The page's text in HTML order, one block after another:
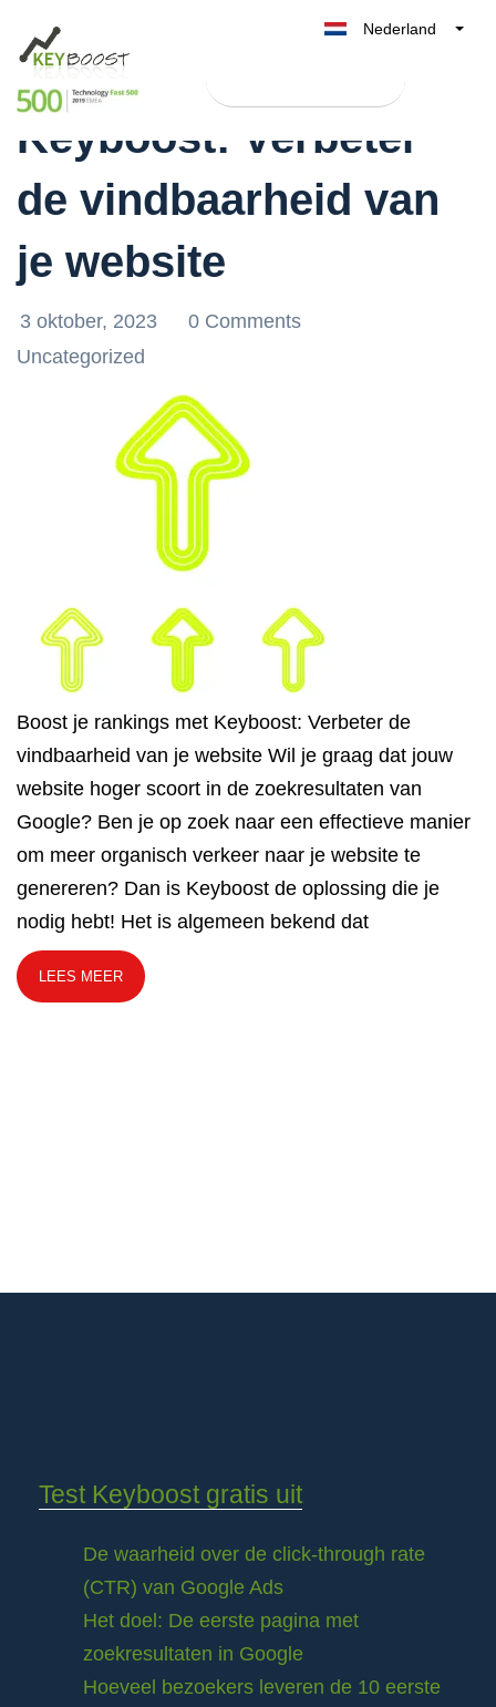
Nederland
België
UK
Boost je rankings met
Keyboost: Verbeter
de vindbaarheid van
je website
3 oktober, 2023
0 Comments
Uncategorized
Boost je rankings met Keyboost: Verbeter de
vindbaarheid van je website Wil je graag dat jouw
website hoger scoort in de zoekresultaten van
Google? Ben je op zoek naar een effectieve manier
om meer organisch verkeer naar je website te
genereren? Dan is Keyboost de oplossing die je
nodig hebt! Het is algemeen bekend dat
LEES MEER
Test Keyboost gratis uit
De waarheid over de click-through rate
(CTR) van Google Ads
Het doel: De eerste pagina met
zoekresultaten in Google
Hoeveel bezoekers leveren de 10 eerste